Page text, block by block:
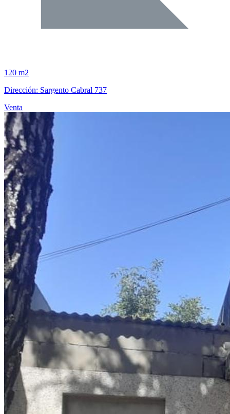
120 m2
Dirección: Sargento Cabral 737
Venta